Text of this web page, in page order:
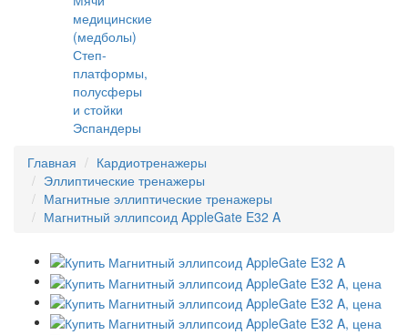
медицинские
(медболы)
Степ-
платформы,
полусферы
и стойки
Эспандеры
Главная
Кардиотренажеры
Эллиптические тренажеры
Магнитные эллиптические тренажеры
Магнитный эллипсоид AppleGate E32 A